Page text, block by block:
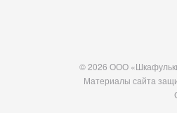
© 2026 ООО
Материалы сайта